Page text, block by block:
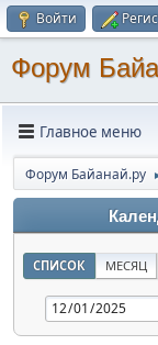
Войти
Форум
Главное меню
Форум Байанай.ру
СПИСОК МЕСЯЦ